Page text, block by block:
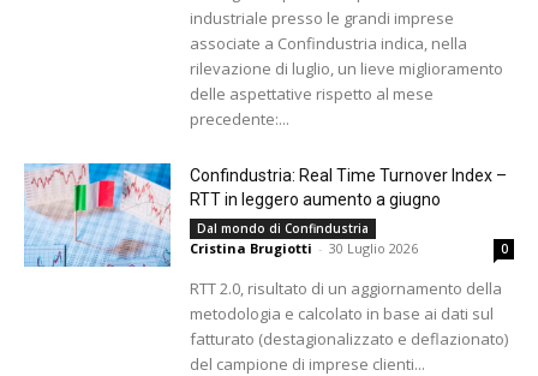
industriale presso le grandi imprese
associate a Confindustria indica, nella
rilevazione di luglio, un lieve miglioramento
delle aspettative rispetto al mese
precedente:...
Confindustria: Real Time Turnover Index –
RTT in leggero aumento a giugno
Dal mondo di Confindustria
Cristina Brugiotti - 30 Luglio 2026 0
RTT 2.0, risultato di un aggiornamento della
metodologia e calcolato in base ai dati sul
fatturato (destagionalizzato e deflazionato)
del campione di imprese clienti...